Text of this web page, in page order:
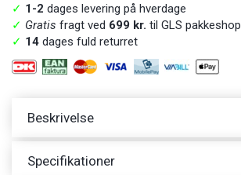
✓ 1-2 dages levering på hverdage
✓ Gratis fragt ved 699 kr. til GLS pakkeshop
✓ 14 dages fuld returret
Beskrivelse
Specifikationer